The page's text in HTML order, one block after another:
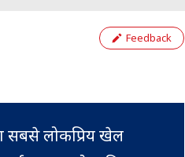
Feedback
सबसे लोकप्रिय खेल